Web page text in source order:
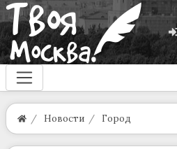
Новости Город